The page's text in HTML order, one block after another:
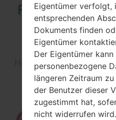
How to Flash Stock
using
Eigentümer verfolgt,
entsprechenden
Dokuments finden
Eigentümer
Der Eigentümer
personenbezogene
längeren Zeitraum
der Benutzer dieser
zugestimmt hat,
nicht widerrufen